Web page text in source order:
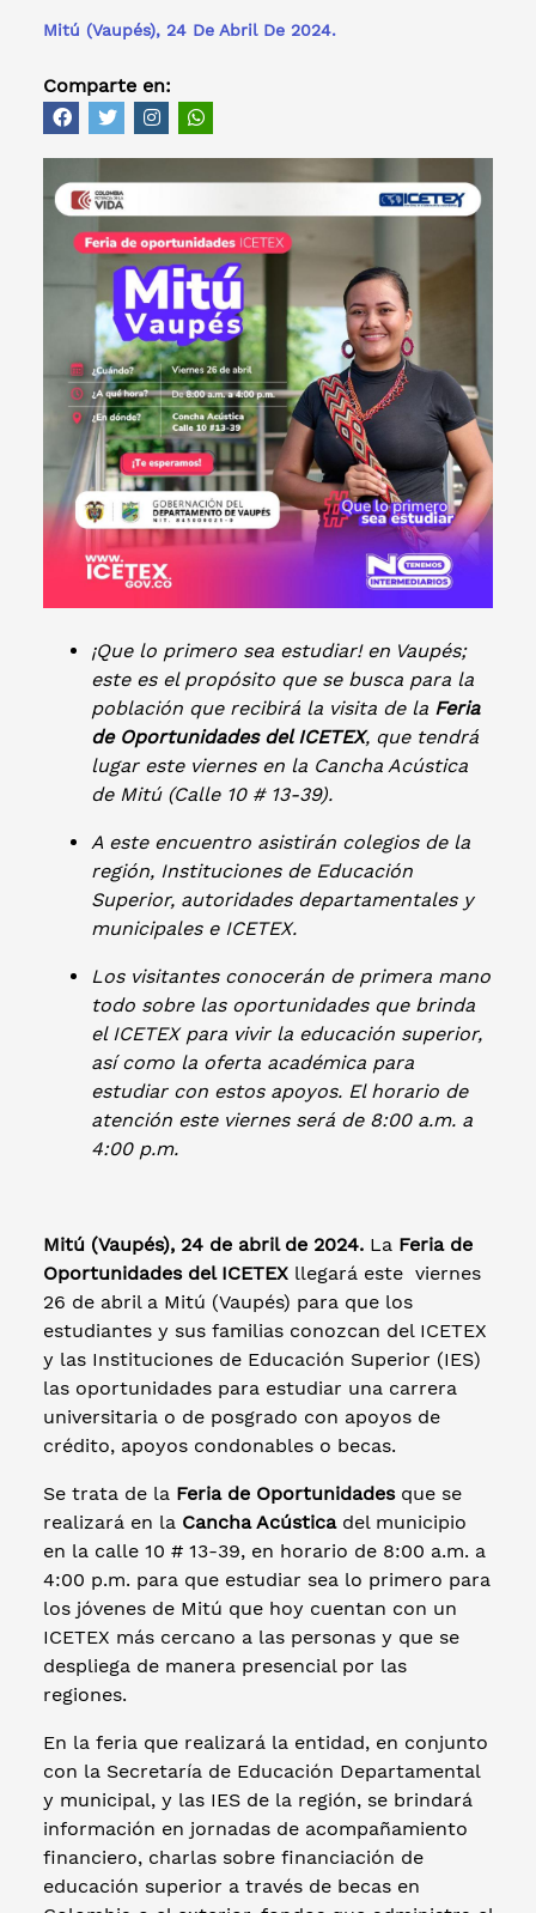
Mitú (Vaupés), 24 De Abril De 2024.
Comparte en:
¡Que lo primero sea estudiar! en Vaupés;
este es el propósito que se busca para la
población que recibirá la visita de la Feria
de Oportunidades del ICETEX, que tendrá
lugar este viernes en la Cancha Acústica
de Mitú (Calle 10 # 13-39).
A este encuentro asistirán colegios de la
región, Instituciones de Educación
Superior, autoridades departamentales y
municipales e ICETEX.
Los visitantes conocerán de primera mano
todo sobre las oportunidades que brinda
el ICETEX para vivir la educación superior,
así como la oferta académica para
estudiar con estos apoyos. El horario de
atención este viernes será de 8:00 a.m. a
4:00 p.m.
Mitú (Vaupés), 24 de abril de 2024. La Feria de
Oportunidades del ICETEX llegará este viernes
26 de abril a Mitú (Vaupés) para que los
estudiantes y sus familias conozcan del ICETEX
y las Instituciones de Educación Superior (IES)
las oportunidades para estudiar una carrera
universitaria o de posgrado con apoyos de
crédito, apoyos condonables o becas.
Se trata de la Feria de Oportunidadesque se
realizará en la Cancha Acústica del municipio
en la calle 10 # 13-39, en horario de 8:00 a.m. a
4:00 p.m. para que estudiar sea lo primero para
los jóvenes de Mitú que hoy cuentan con un
ICETEX más cercano a las personas y que se
despliega de manera presencial por las
regiones.
En la feria que realizará la entidad, en conjunto
con la Secretaría de Educación Departamental
y municipal, y las IES de la región, se brindará
información en jornadas de acompañamiento
financiero, charlas sobre financiación de
educación superior a través de becas en